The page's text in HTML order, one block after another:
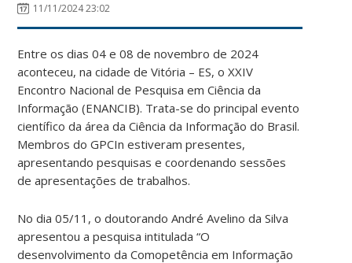
11/11/2024 23:02
Entre os dias 04 e 08 de novembro de 2024
aconteceu, na cidade de Vitória – ES, o XXIV
Encontro Nacional de Pesquisa em Ciência da
Informação (ENANCIB). Trata-se do principal evento
científico da área da Ciência da Informação do Brasil.
Membros do GPCIn estiveram presentes,
apresentando pesquisas e coordenando sessões
de apresentações de trabalhos.
No dia 05/11, o doutorando André Avelino da Silva
apresentou a pesquisa intitulada “O
desenvolvimento da Comopetência em Informação